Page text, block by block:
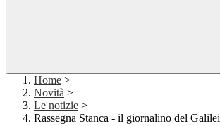
Home >
Novità >
Le notizie >
Rassegna Stanca - il giornalino del Galilei